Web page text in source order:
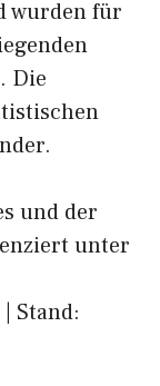
wurden für
Die
und der
unter
Stand: